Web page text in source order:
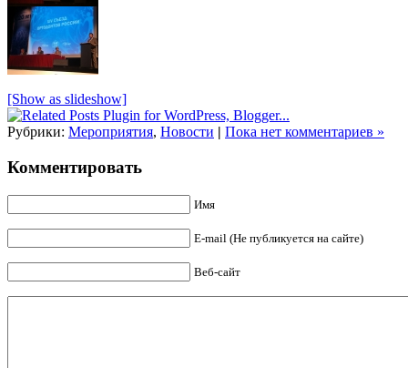
[Show as slideshow]
Рубрики: Мероприятия, Новости | Пока нет комментариев »
Комментировать
Имя
E-mail (Не публикуется на сайте)
Веб-сайт